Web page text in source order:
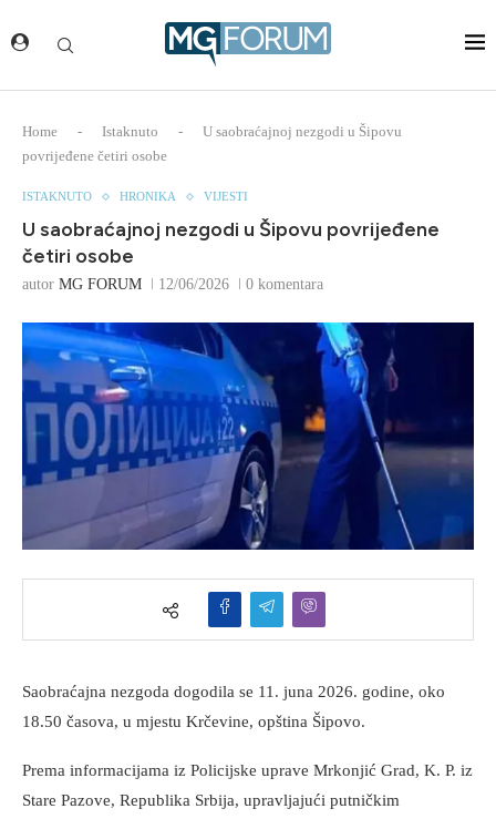
Home - Istaknuto -
U saobraćajnoj nezgodi u Šipovu
povrijeđene četiri osobe
ISTAKNUTO HRONIKA VIJESTI
U saobraćajnoj nezgodi u Šipovu povrijeđene
četiri osobe
autor MG FORUM 12/06/2026 0 komentara
Saobraćajna nezgoda dogodila se 11. juna 2026. godine, oko
18.50 časova, u mjestu Krčevine, opština Šipovo.
Prema informacijama iz Policijske uprave Mrkonjić Grad, K. P. iz
Stare Pazove, Republika Srbija, upravljajući putničkim